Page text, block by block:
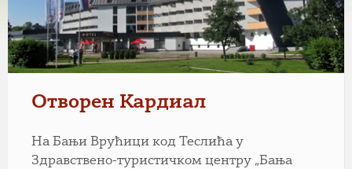
Отворен Кардиал
На Бањи Врућици код Теслића у
Здравствено-туристичком центру „Бања